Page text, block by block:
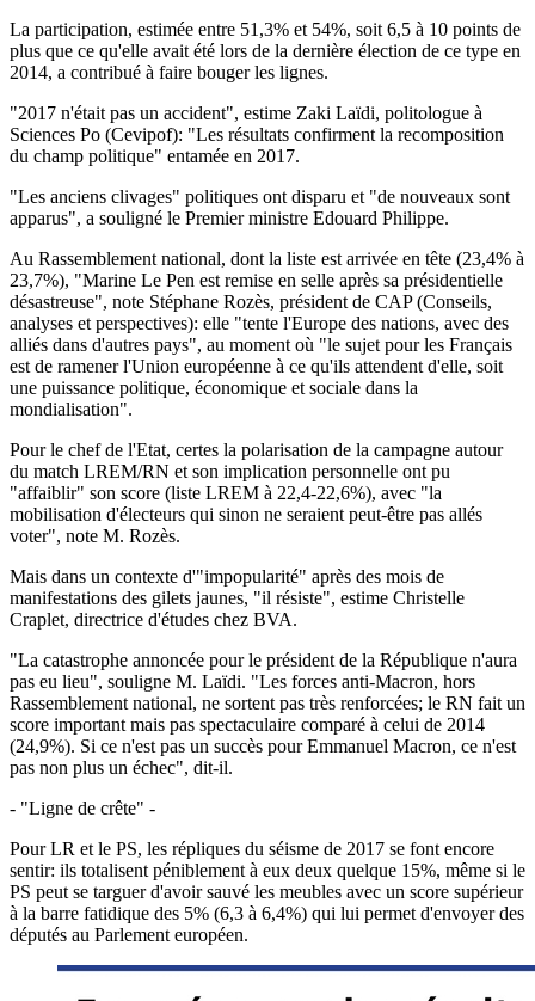
La participation, estimée entre 51,3% et 54%, soit 6,5 à 10 points de
plus que ce qu'elle avait été lors de la dernière élection de ce type en
2014, a contribué à faire bouger les lignes.
"2017 n'était pas un accident", estime Zaki Laïdi, politologue à
Sciences Po (Cevipof): "Les résultats confirment la recomposition
du champ politique" entamée en 2017.
"Les anciens clivages" politiques ont disparu et "de nouveaux sont
apparus", a souligné le Premier ministre Edouard Philippe.
Au Rassemblement national, dont la liste est arrivée en tête (23,4% à
23,7%), "Marine Le Pen est remise en selle après sa présidentielle
désastreuse", note Stéphane Rozès, président de CAP (Conseils,
analyses et perspectives): elle "tente l'Europe des nations, avec des
alliés dans d'autres pays", au moment où "le sujet pour les Français
est de ramener l'Union européenne à ce qu'ils attendent d'elle, soit
une puissance politique, économique et sociale dans la
mondialisation".
Pour le chef de l'Etat, certes la polarisation de la campagne autour
du match LREM/RN et son implication personnelle ont pu
"affaiblir" son score (liste LREM à 22,4-22,6%), avec "la
mobilisation d'électeurs qui sinon ne seraient peut-être pas allés
voter", note M. Rozès.
Mais dans un contexte d'"impopularité" après des mois de
manifestations des gilets jaunes, "il résiste", estime Christelle
Craplet, directrice d'études chez BVA.
"La catastrophe annoncée pour le président de la République n'aura
pas eu lieu", souligne M. Laïdi. "Les forces anti-Macron, hors
Rassemblement national, ne sortent pas très renforcées; le RN fait un
score important mais pas spectaculaire comparé à celui de 2014
(24,9%). Si ce n'est pas un succès pour Emmanuel Macron, ce n'est
pas non plus un échec", dit-il.
- "Ligne de crête" -
Pour LR et le PS, les répliques du séisme de 2017 se font encore
sentir: ils totalisent péniblement à eux deux quelque 15%, même si le
PS peut se targuer d'avoir sauvé les meubles avec un score supérieur
à la barre fatidique des 5% (6,3 à 6,4%) qui lui permet d'envoyer des
députés au Parlement européen.